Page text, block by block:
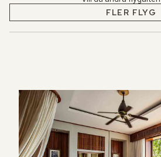
FLER FLYG